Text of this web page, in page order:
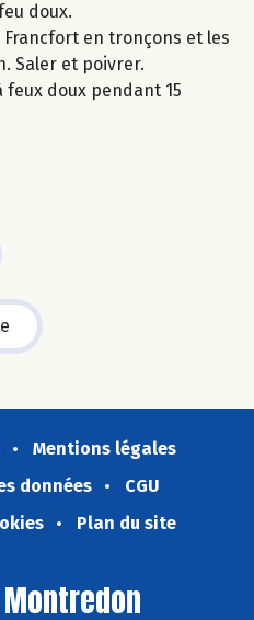
doux.
Francfort en tronçons et les
Saler et poivrer.
feux doux pendant 15
Mentions légales
données
CGU
Plan du site